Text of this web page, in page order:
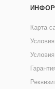
Карта